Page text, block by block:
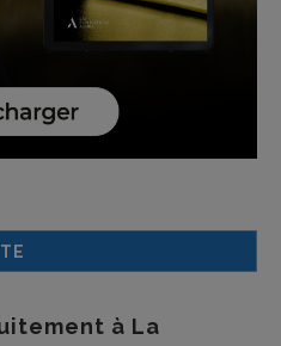
à La